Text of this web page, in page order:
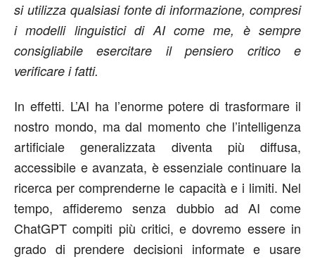
si utilizza qualsiasi fonte di informazione, compresi
i modelli linguistici di AI come me, è sempre
consigliabile esercitare il pensiero critico e
verificare i fatti.
In effetti. L’AI ha l’enorme potere di trasformare il
nostro mondo, ma dal momento che l’intelligenza
artificiale generalizzata diventa più diffusa,
accessibile e avanzata, è essenziale continuare la
ricerca per comprenderne le capacità e i limiti. Nel
tempo, affideremo senza dubbio ad AI come
ChatGPT compiti più critici, e dovremo essere in
grado di prendere decisioni informate e usare